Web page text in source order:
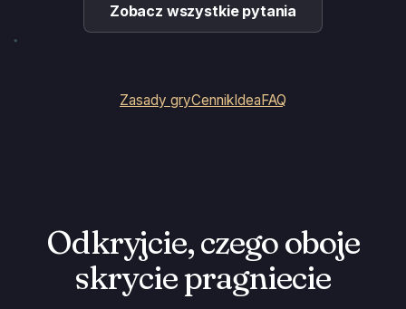
Zobacz wszystkie pytania
Zasady gryCennik Idea FAQ
Odkryjcie, czego oboje
skrycie pragniecie